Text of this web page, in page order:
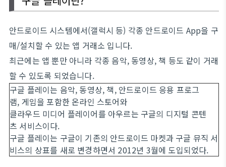
안드로이드 시스템에서(갤럭시 등) 각종 안드로이드 App을 구
매/설치할 수 있는 앱 거래소 입니다.
최근에는 앱 뿐만 아니라 각종 음악, 동영상, 책 등도 같이 거래
할 수 있도록 되었습니다.
구글 플레이는 음악, 동영상, 책, 안드로이드 응용 프로그
램, 게임을 포함한 온라인 스토어와
클라우드 미디어 플레이어를 아우르는 구글의 디지털 콘텐
츠 서비스이다.
구글 플레이는 구글이 기존의 안드로이드 마켓과 구글 뮤직 서
비스의 상표를 새로 변경하면서 2012년 3월에 도입되었다.